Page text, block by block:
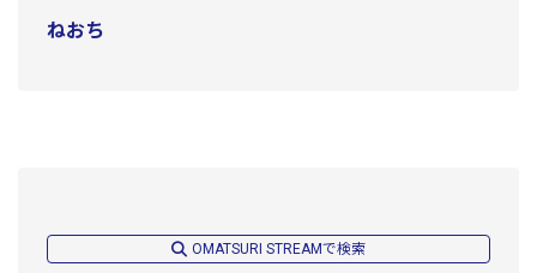
ねおち
OMATSURI STREAMで検索